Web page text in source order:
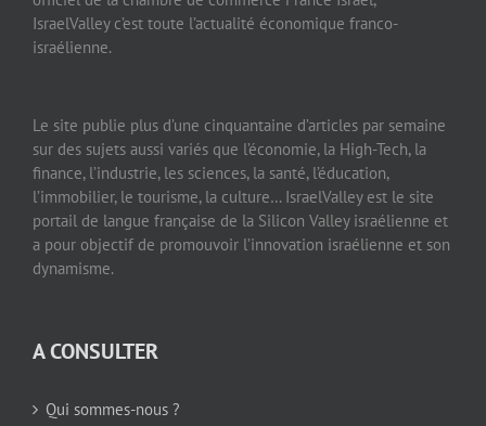
IsraelValley c’est toute l’actualité économique franco-
israélienne.
Le site publie plus d’une cinquantaine d’articles par semaine
sur des sujets aussi variés que l’économie, la High-Tech, la
finance, l’industrie, les sciences, la santé, l’éducation,
l’immobilier, le tourisme, la culture… IsraelValley est le site
portail de langue française de la Silicon Valley israélienne et
a pour objectif de promouvoir l’innovation israélienne et son
dynamisme.
A CONSULTER
Qui sommes-nous ?